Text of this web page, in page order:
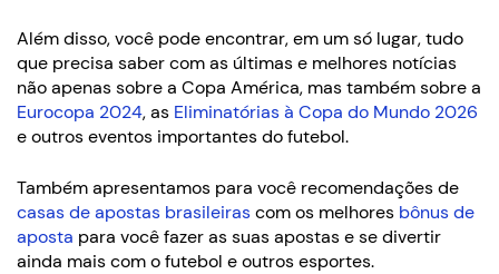
Além disso, você pode encontrar, em um só lugar, tudo
que precisa saber com as últimas e melhores notícias
não apenas sobre a Copa América, mas também sobre a
Eurocopa 2024, as Eliminatórias à Copa do Mundo 2026
e outros eventos importantes do futebol.
Também apresentamos para você recomendações de
casas de apostas brasileirascom os melhores bônus de
aposta para você fazer as suas apostas e se divertir
ainda mais com o futebol e outros esportes.